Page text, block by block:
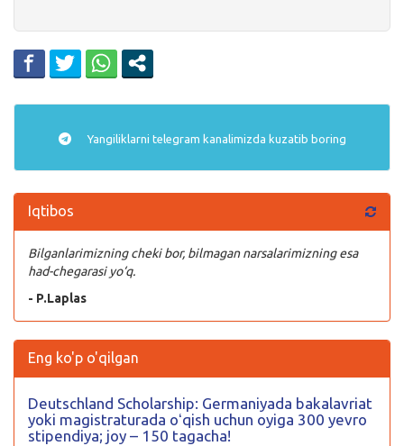
Yangiliklarni telegram kanalimizda kuzatib boring
Iqtibos
Bilganlarimizning cheki bor, bilmagan narsalarimizning esa
had-chegarasi yo‘q.
- P.Laplas
Eng ko'p o'qilgan
Deutschland Scholarship: Germaniyada bakalavriat
yoki magistraturada oʻqish uchun oyiga 300 yevro
stipendiya; joy – 150 tagacha!